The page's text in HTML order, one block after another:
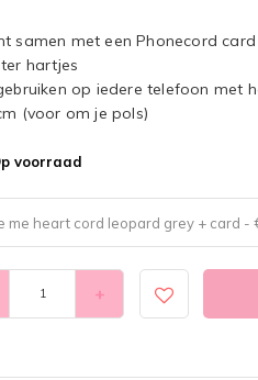
samen met een Phonecord card
hartjes
op iedere telefoon met
(voor om je pols)
voorraad
me heart cord leopard grey + card -
+